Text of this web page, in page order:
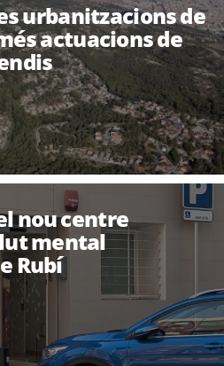
urbanitzacions de
actuacions de
nou centre
mental
Rubí